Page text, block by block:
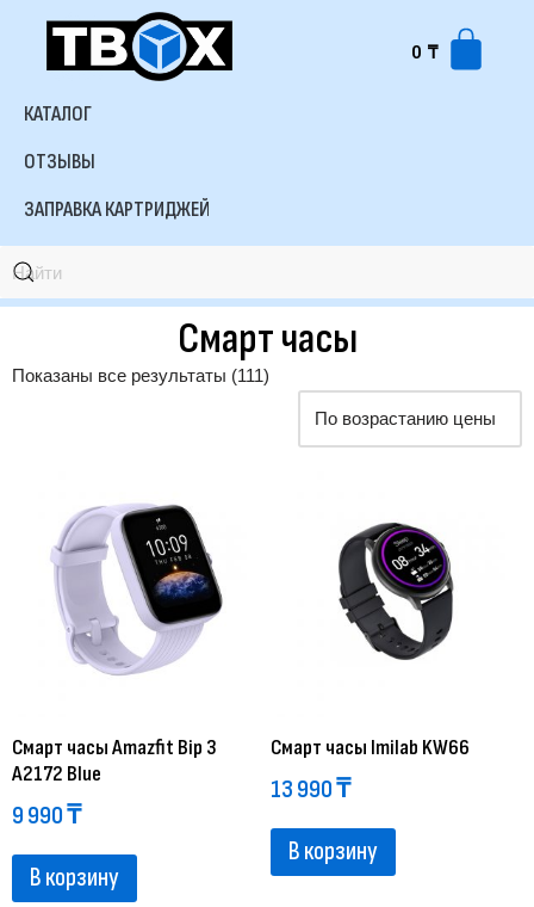
0 ₸
КАТАЛОГ
ОТЗЫВЫ
ЗАПРАВКА КАРТРИДЖЕЙ
Смарт часы
Показаны все результаты (111)
Смарт часы Amazfit Bip 3
A2172 Blue
9 990₸
В корзину
Смарт часы Imilab KW66
13 990₸
В корзину